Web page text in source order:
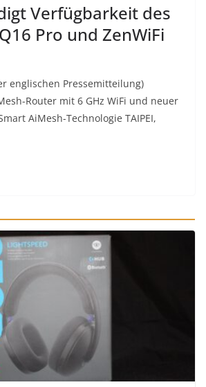
Verfügbarkeit des
Pro und ZenWiFi
englischen Pressemitteilung)
Router mit 6 GHz WiFi und neuer
AiMesh-Technologie TAIPEI,